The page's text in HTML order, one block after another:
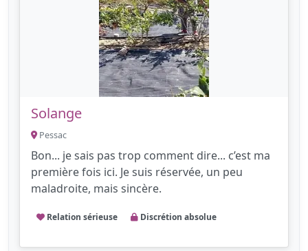
Solange
Pessac
Bon... je sais pas trop comment dire... c’est ma
première fois ici. Je suis réservée, un peu
maladroite, mais sincère.
Relation sérieuse Discrétion absolue